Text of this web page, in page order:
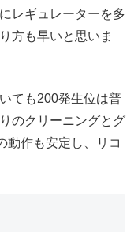
レギュレーターを多
方も早いと思いま
ても200発生位は普
のクリーニングとグ
動作も安定し、リコ